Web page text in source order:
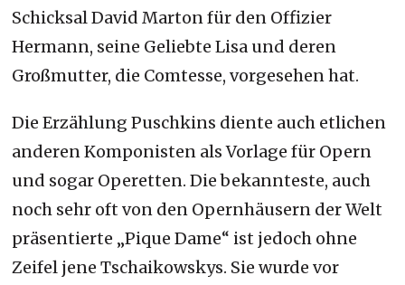
Schicksal David Marton für den Offizier
Hermann, seine Geliebte Lisa und deren
Großmutter, die Comtesse, vorgesehen hat.
Die Erzählung Puschkins diente auch etlichen
anderen Komponisten als Vorlage für Opern
und sogar Operetten. Die bekannteste, auch
noch sehr oft von den Opernhäusern der Welt
präsentierte „Pique Dame“ ist jedoch ohne
Zeifel jene Tschaikowskys. Sie wurde vor